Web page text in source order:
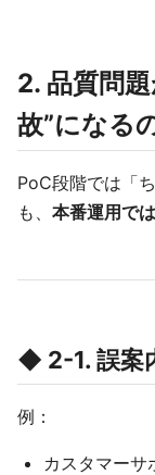
2. 品質問
故”になる
PoC段階では「
も、 本番運用で
◆ 2-1. 誤案
例：
カスタマーサ